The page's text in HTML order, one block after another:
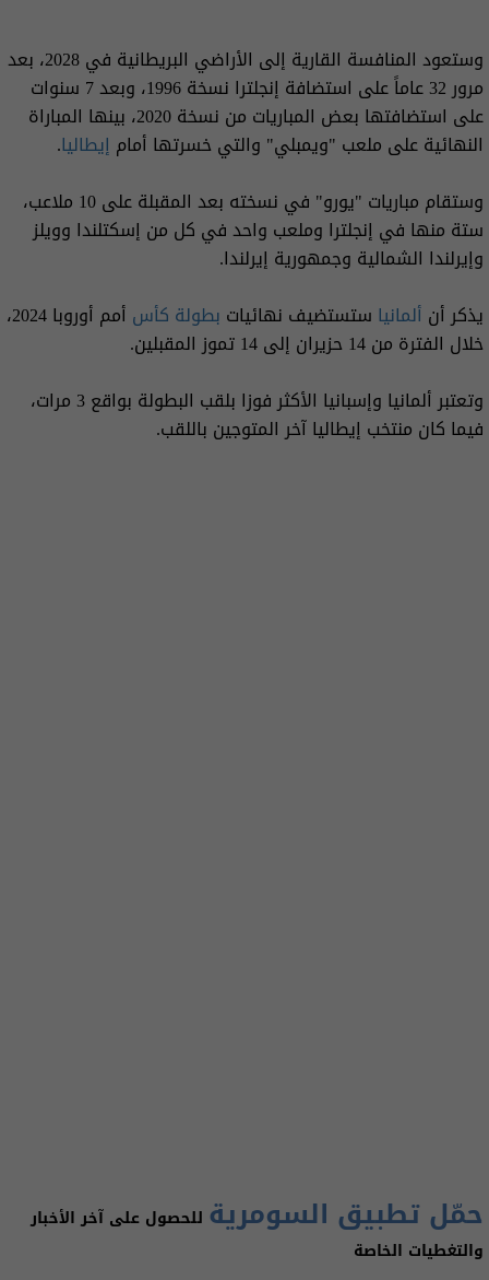
وستعود المنافسة القارية إلى الأراضي البريطانية في 2028، بعد
مرور 32 عاماً على استضافة إنجلترا نسخة 1996، وبعد 7 سنوات
على استضافتها بعض المباريات من نسخة 2020، بينها المباراة
النهائية على ملعب "ويمبلي" والتي خسرتها أمام إيطاليا.
وستقام مباريات "يورو" في نسخته بعد المقبلة على 10 ملاعب،
ستة منها في إنجلترا وملعب واحد في كل من إسكتلندا وويلز
وإيرلندا الشمالية وجمهورية إيرلندا.
يذكر أن ألمانيا ستستضيف نهائيات بطولة كأس
أمم أوروبا 2024،
خلال الفترة من 14 حزيران إلى 14 تموز المقبلين.
وتعتبر ألمانيا وإسبانيا الأكثر فوزا بلقب البطولة بواقع 3 مرات،
فيما كان منتخب إيطاليا آخر المتوجين باللقب.
حمّل تطبيق السومرية للحصول على آخر الأخبار
والتغطيات الخاصة